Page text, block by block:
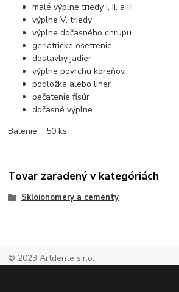
malé výplne triedy I, II, a III
výplne V. triedy
výplne dočasného chrupu
geriatrické ošetrenie
dostavby jadier
výplne povrchu koreňov
podložka alebo liner
pečatenie fisúr
dočasné výplne
Balenie : 50 ks
Tovar zaradený v kategóriách
Skloionomery a cementy
© 2023 Artdente s.r.o.